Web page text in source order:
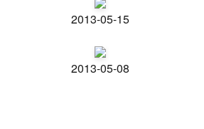
2013-05-15
2013-05-08